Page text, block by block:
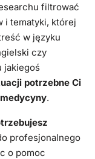
filtrować
i tematyki, której
w języku
czy
jakiegoś
potrzebne Ci
.
profesjonalnego
o pomoc